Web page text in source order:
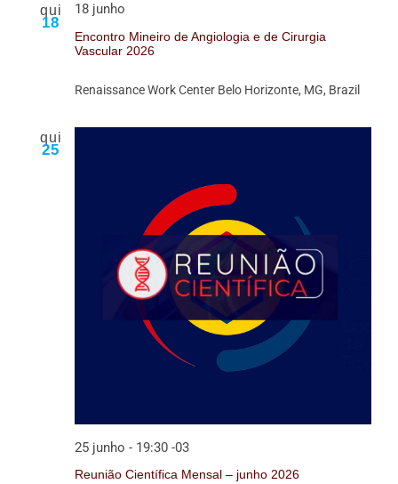
qui
18
Encontro Mineiro de Angiologia e de Cirurgia
Vascular 2026
18 junho
Renaissance Work Center Belo Horizonte, MG, Brazil
qui
25
Reunião Científica Mensal – junho 2026
25 junho - 19:30 -03